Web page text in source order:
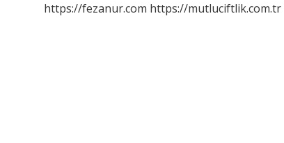
https://fezanur.com https://mutluciftlik.com.tr